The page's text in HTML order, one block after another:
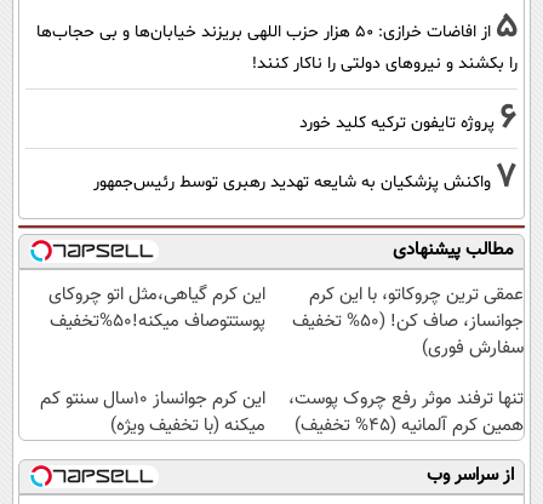
5
از افاضات خرازی: ۵۰ هزار حزب اللهی بریزند خیابان‌ها و بی حجاب‌ها
را بکشند و نیرو‌های دولتی را ناکار کنند!
6 پروژه تایفون ترکیه کلید خورد
7 واکنش پزشکیان به شایعه تهدید رهبری توسط رئیس‌جمهور
مطالب پیشنهادی
عمقی ترین چروکاتو، با این کرم
جوانساز، صاف کن! (50% تخفیف
سفارش فوری)
این کرم گیاهی،مثل اتو چروکای
پوستتوصاف میکنه!50%تخفیف
تنها ترفند موثر رفع چروک پوست،
همین کرم آلمانیه (45% تخفیف)
این کرم جوانساز 10سال سنتو کم
میکنه (با تخفیف ویژه)
از سراسر وب